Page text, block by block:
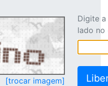
[trocar imagem]
Digite
lado no